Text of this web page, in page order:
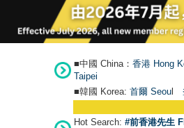
■中國 China： 香港 Hong
Taipei
■韓國 Korea: 首爾 Seoul
Hot Search: #前香港先生